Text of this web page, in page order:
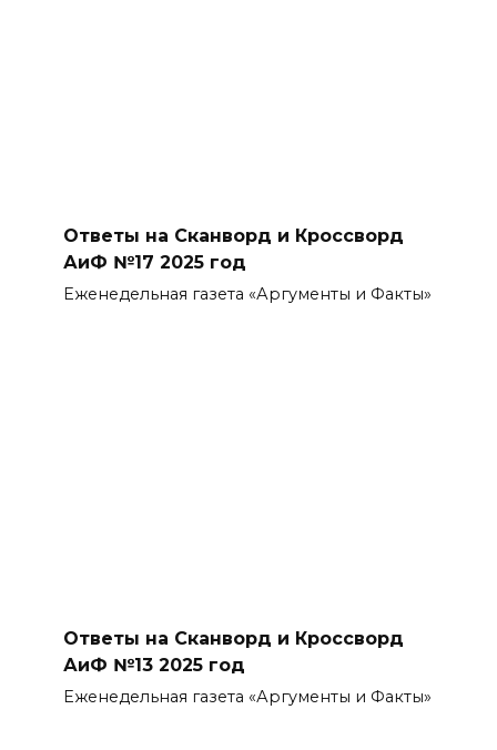
Ответы на Сканворд и Кроссворд
АиФ №17 2025 год
Еженедельная газета «Аргументы и Факты»
Ответы на Сканворд и Кроссворд
АиФ №13 2025 год
Еженедельная газета «Аргументы и Факты»